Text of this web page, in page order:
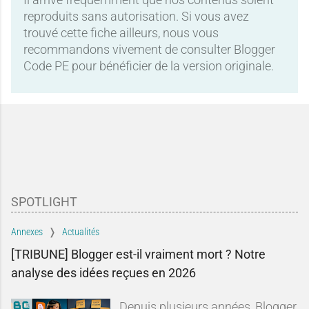
reproduits sans autorisation. Si vous avez
trouvé cette fiche ailleurs, nous vous
recommandons vivement de consulter Blogger
Code PE pour bénéficier de la version originale.
SPOTLIGHT
Annexes Actualités
[TRIBUNE] Blogger est-il vraiment mort ? Notre
analyse des idées reçues en 2026